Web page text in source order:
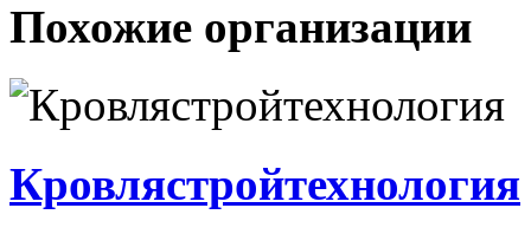
Похожие организации
Кровлястройтехнология